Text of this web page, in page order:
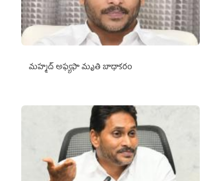
మహ్మద్‌ అఫ్యఫా మృతి బాధాకరం